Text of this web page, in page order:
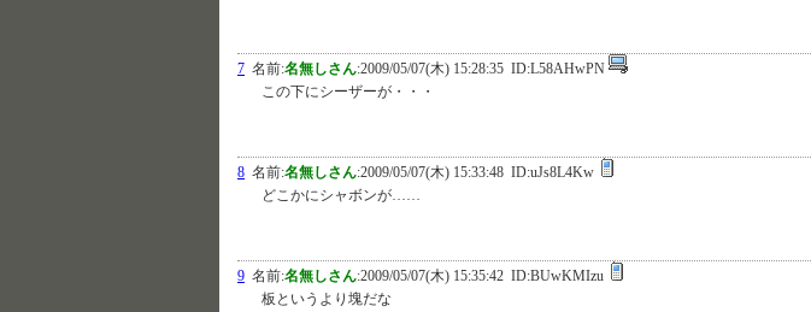
7 名前:名無しさん:2009/05/07(木) 15:28:35 ID:L58AHwPN
この下にシーザーが・・・
8 名前:名無しさん:2009/05/07(木) 15:33:48 ID:uJs8L4Kw
どこかにシャボンが……
9 名前:名無しさん:2009/05/07(木) 15:35:42 ID:BUwKMIzu
板というより塊だな